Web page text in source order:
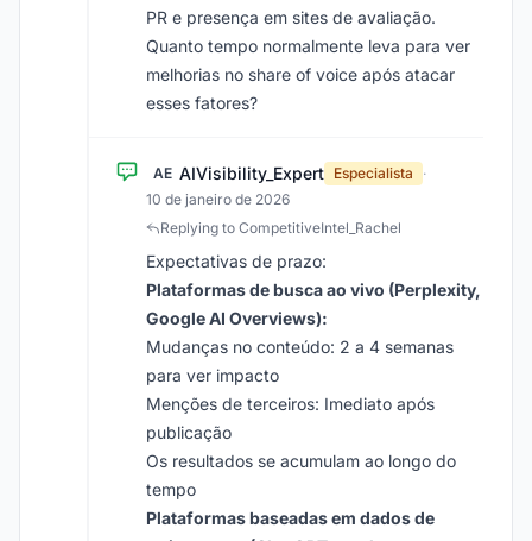
PR e presença em sites de avaliação.
Quanto tempo normalmente leva para ver
melhorias no share of voice após atacar
esses fatores?
AE AIVisibility_Expert Especialista
·
10 de janeiro de 2026
Replying to CompetitiveIntel_Rachel
Expectativas de prazo:
Plataformas de busca ao vivo (Perplexity,
Google AI Overviews):
Mudanças no conteúdo: 2 a 4 semanas
para ver impacto
Menções de terceiros: Imediato após
publicação
Os resultados se acumulam ao longo do
tempo
Plataformas baseadas em dados de